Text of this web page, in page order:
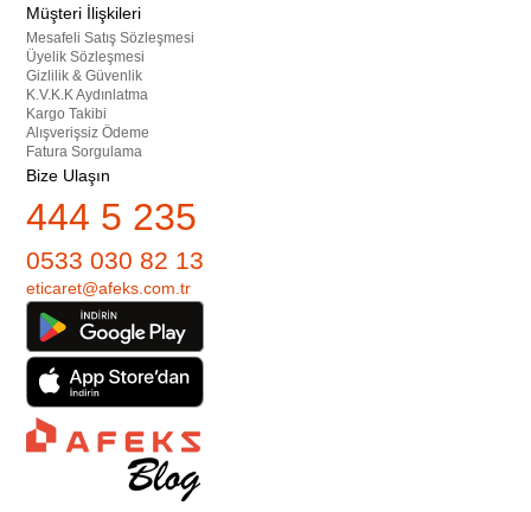
Müşteri İlişkileri
Mesafeli Satış Sözleşmesi
Üyelik Sözleşmesi
Gizlilik & Güvenlik
K.V.K.K Aydınlatma
Kargo Takibi
Alışverişsiz Ödeme
Fatura Sorgulama
Bize Ulaşın
444 5 235
0533 030 82 13
eticaret@afeks.com.tr